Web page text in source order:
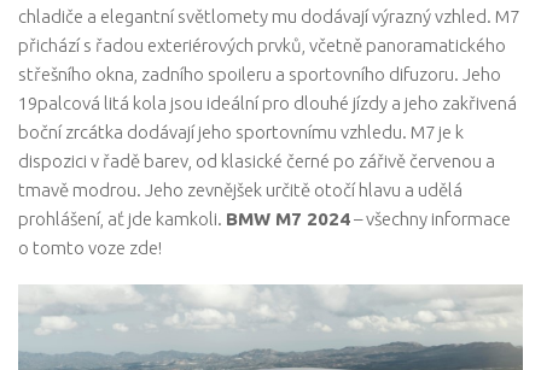
chladiče a elegantní světlomety mu dodávají výrazný vzhled. M7
přichází s řadou exteriérových prvků, včetně panoramatického
střešního okna, zadního spoileru a sportovního difuzoru. Jeho
19palcová litá kola jsou ideální pro dlouhé jízdy a jeho zakřivená
boční zrcátka dodávají jeho sportovnímu vzhledu. M7 je k
dispozici v řadě barev, od klasické černé po zářivě červenou a
tmavě modrou. Jeho zevnějšek určitě otočí hlavu a udělá
prohlášení, ať jde kamkoli. BMW M7 2024– všechny informace
o tomto voze zde!